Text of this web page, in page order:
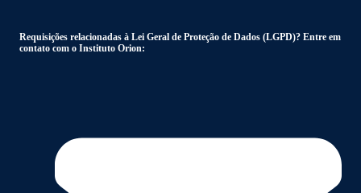
Requisições relacionadas à Lei Geral de Proteção de Dados (LGPD)? Entre em
contato com o Instituto Orion: